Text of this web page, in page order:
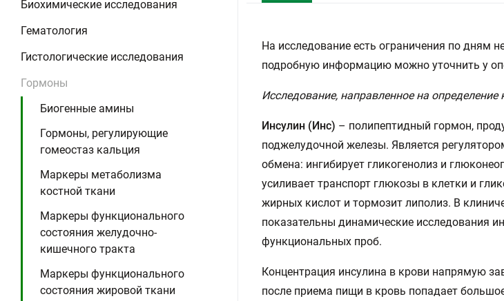
Биохимические исследования
Гематология
Гистологические исследования
Гормоны
Биогенные амины
Гормоны, регулирующие
гомеостаз кальция
Маркеры метаболизма
костной ткани
Маркеры функционального
состояния желудочно-
кишечного тракта
Маркеры функционального
состояния жировой ткани
На исследование есть ограничения по дням
подробную информацию можно уточнить у
Исследование, направленное на определение
Инсулин (Инс) – полипептидный гормон,
поджелудочной железы. Является
обмена: ингибирует гликогенолиз и
усиливает транспорт глюкозы в клетки и
жирных кислот и тормозит липолиз. В
показательны динамические исследования
функциональных проб.
Концентрация инсулина в крови напрямую
после приема пищи в кровь попадает